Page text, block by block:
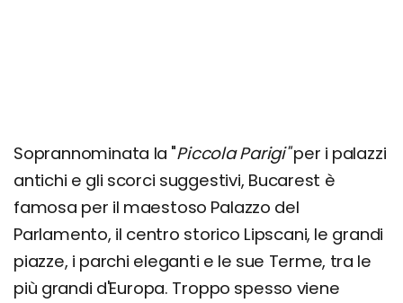
Cosa vedere in un giorno a piedi in centro
Cosa vedere in un weekend di 2 o 3 giorni
Cosa vedere nei dintorni: consigli per 4, 5, 6 o 7
giorni
FAQ: cosa fare a Natale, quando piove, la sera,
ecc.
Soprannominata la "Piccola Parigi"per i palazzi
antichi e gli scorci suggestivi, Bucarest è
famosa per il maestoso Palazzo del
Parlamento, il centro storico Lipscani, le grandi
piazze, i parchi eleganti e le sue Terme, tra le
più grandi d'Europa. Troppo spesso viene